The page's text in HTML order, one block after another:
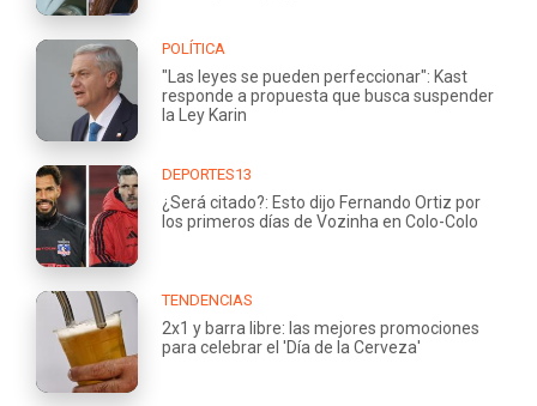
POLÍTICA
"Las leyes se pueden perfeccionar": Kast
responde a propuesta que busca suspender
la Ley Karin
DEPORTES13
¿Será citado?: Esto dijo Fernando Ortiz por
los primeros días de Vozinha en Colo-Colo
TENDENCIAS
2x1 y barra libre: las mejores promociones
para celebrar el 'Día de la Cerveza'